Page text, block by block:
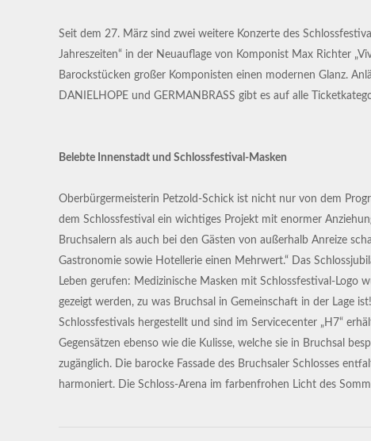
Seit dem 27. März sind zwei weitere Konzerte des
Jahreszeiten“ in der Neuauflage von Komponist Max Richter
Barockstücken großer Komponisten einen modernen Glanz.
DANIELHOPE und GERMANBRASS gibt es auf alle
Belebte Innenstadt und Schlossfestival-Masken
Oberbürgermeisterin Petzold-Schick ist nicht nur von dem
dem Schlossfestival ein wichtiges Projekt mit enormer
Bruchsalern als auch bei den Gästen von außerhalb Anreize
Gastronomie sowie Hotellerie einen Mehrwert.“ Das
Leben gerufen: Medizinische Masken mit Schlossfestival-Logo
gezeigt werden, zu was Bruchsal in Gemeinschaft in der Lage
Schlossfestivals hergestellt und sind im Servicecenter „H7“
Gegensätzen ebenso wie die Kulisse, welche sie in Bruchsal
zugänglich. Die barocke Fassade des Bruchsaler Schlosses
harmoniert. Die Schloss-Arena im farbenfrohen Licht des